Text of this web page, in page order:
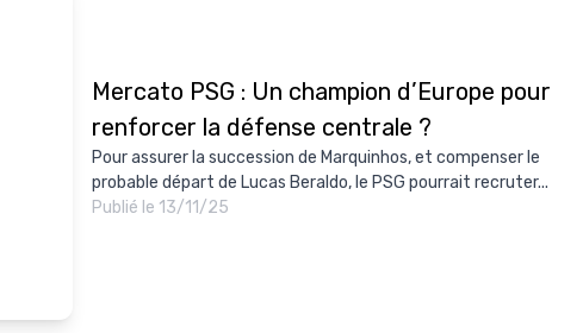
Mercato PSG : Un champion d’Europe pour
renforcer la défense centrale ?
Pour assurer la succession de Marquinhos, et compenser le
probable départ de Lucas Beraldo, le PSG pourrait recruter...
Publié le 13/11/25